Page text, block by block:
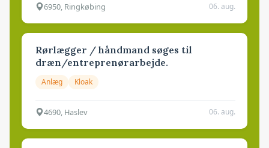
6950, Ringkøbing 06. aug.
Rørlægger / håndmand søges til
dræn/entreprenørarbejde.
Anlæg Kloak
4690, Haslev 06. aug.